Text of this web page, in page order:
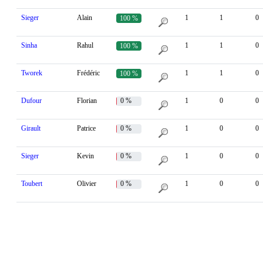
Sieger Alain 100 % 1 1 0
Sinha Rahul 100 % 1 1 0
Tworek Frédéric 100 % 1 1 0
Dufour Florian 0 % 1 0 0
Girault Patrice 0 % 1 0 0
Sieger Kevin 0 % 1 0 0
Toubert Olivier 0 % 1 0 0